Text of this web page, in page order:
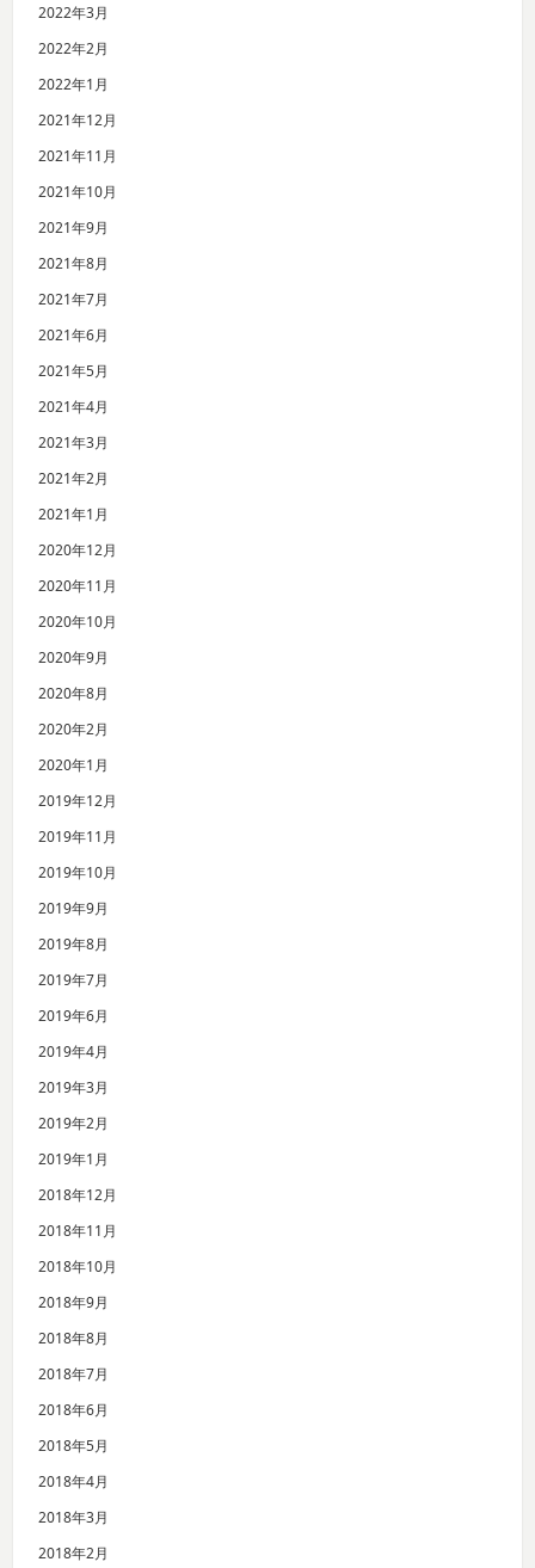
2022年3月
2022年2月
2022年1月
2021年12月
2021年11月
2021年10月
2021年9月
2021年8月
2021年7月
2021年6月
2021年5月
2021年4月
2021年3月
2021年2月
2021年1月
2020年12月
2020年11月
2020年10月
2020年9月
2020年8月
2020年2月
2020年1月
2019年12月
2019年11月
2019年10月
2019年9月
2019年8月
2019年7月
2019年6月
2019年4月
2019年3月
2019年2月
2019年1月
2018年12月
2018年11月
2018年10月
2018年9月
2018年8月
2018年7月
2018年6月
2018年5月
2018年4月
2018年3月
2018年2月